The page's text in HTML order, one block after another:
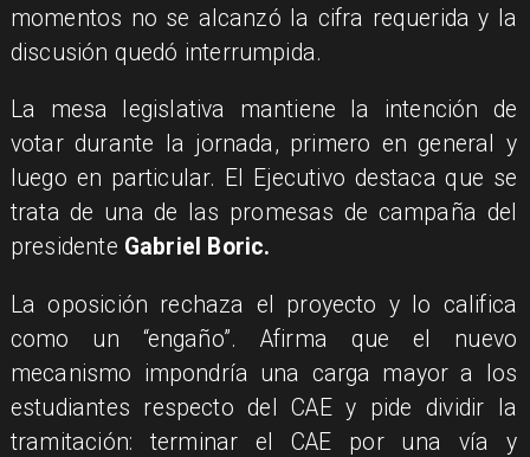
momentos no se alcanzó la cifra requerida y la
discusión quedó interrumpida.
La mesa legislativa mantiene la intención de
votar durante la jornada, primero en general y
luego en particular. El Ejecutivo destaca que se
trata de una de las promesas de campaña del
presidente Gabriel Boric.
La oposición rechaza el proyecto y lo califica
como un “engaño”. Afirma que el nuevo
mecanismo impondría una carga mayor a los
estudiantes respecto del CAE y pide dividir la
tramitación: terminar el CAE por una vía y